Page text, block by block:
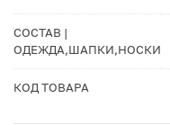
СОСТАВ |
ОДЕЖДА,ШАПКИ,НОСКИ
КОД ТОВАРА